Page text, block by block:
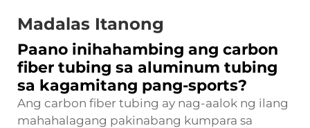
Madalas Itanong
Paano inihahambing ang carbon
fiber tubing sa aluminum tubing
sa kagamitang pang-sports?
Ang carbon fiber tubing ay nag-aalok ng ilang
mahahalagang pakinabang kumpara sa